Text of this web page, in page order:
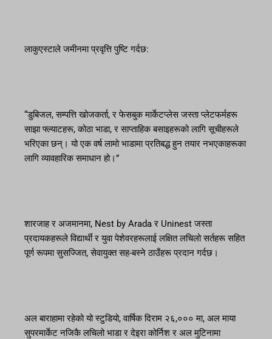
लाकुएस्टाले जमीनमा प्रवृत्ति पुष्टि गर्दछ:
“डुबिजल, सम्पत्ति खोजकर्ता, र फेसबुक मार्केटप्लेस जस्ता प्लेटफर्महरू
साझा फ्ल्याटहरू, कोठा भाडा, र साप्ताहिक बसाइहरूको लागि सूचीहरूले
भरिएका छन्। यो एक वर्ष लामो भाडामा प्रतिबद्ध हुन तयार नभएकाहरूका
लागि व्यावहारिक समाधान हो।”
शारजाह र अजमानमा, Nest by Arada र Uninest जस्ता
प्रदायकहरूले विद्यार्थी र युवा पेशेवरहरूलाई लक्षित लचिलो सर्तहरू सहित
पूर्ण रूपमा सुसज्जित, सेवायुक्त सह-बस्ने ठाउँहरू प्रदान गर्दछ।
अल बाराहामा रहेको यो स्टुडियो, वार्षिक दिराम २६,००० मा, अल माया
सुपरमार्केट नजिकै लचिलो भाडा र देइरा कोर्निश र अल मुटिनामा